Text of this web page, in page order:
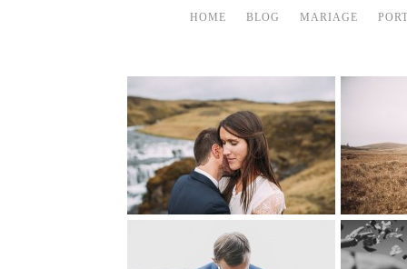
HOME BLOG MARIAGE